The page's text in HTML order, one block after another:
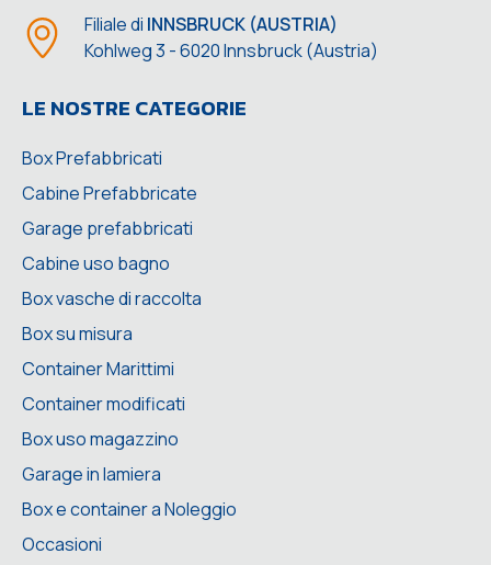
Filiale di INNSBRUCK (AUSTRIA)
Kohlweg 3 - 6020 Innsbruck (Austria)
LE NOSTRE CATEGORIE
Box Prefabbricati
Cabine Prefabbricate
Garage prefabbricati
Cabine uso bagno
Box vasche di raccolta
Box su misura
Container Marittimi
Container modificati
Box uso magazzino
Garage in lamiera
Box e container a Noleggio
Occasioni